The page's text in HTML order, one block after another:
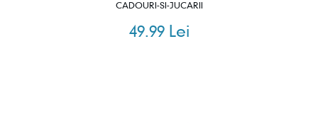
CADOURI-SI-JUCARII
49.99 Lei